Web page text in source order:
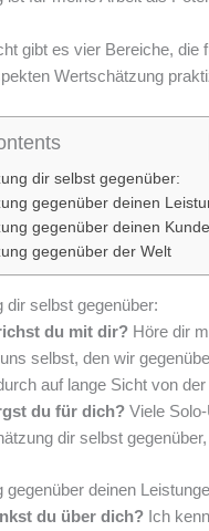
gibt es vier Bereiche, die
Wertschätzung
dir selbst gegenüber:
gegenüber deinen
gegenüber deinen
gegenüber der Welt
dir selbst gegenüber:
du mit dir? Höre dir
selbst, den wir
auf lange Sicht von
du für dich? Viele
dir selbst
gegenüber deinen
du über dich? Ich